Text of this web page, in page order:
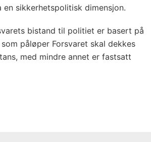
en sikkerhetspolitisk dimensjon.
bistand til politiet er basert på
påløper Forsvaret skal dekkes
med mindre annet er fastsatt